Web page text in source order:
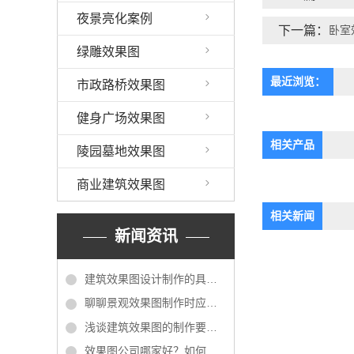
夜景亮化案例
绿雕效果图
市政路桥效果图
健身广场效果图
陵园墓地效果图
商业建筑效果图
新闻资讯
建筑效果图设计制作的具体步骤讲解
聊聊景观效果图制作时应遵循的几个原则
浅谈建筑效果图的制作要点及流程
效果图公司哪家好？如何选择一家靠谱的效果图公司？
下一篇： 卧
最近浏览：
相关产品
相关新闻